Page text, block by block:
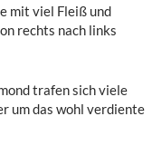
mit viel Fleiß und
rechts nach links
trafen sich viele
um das wohl verdiente